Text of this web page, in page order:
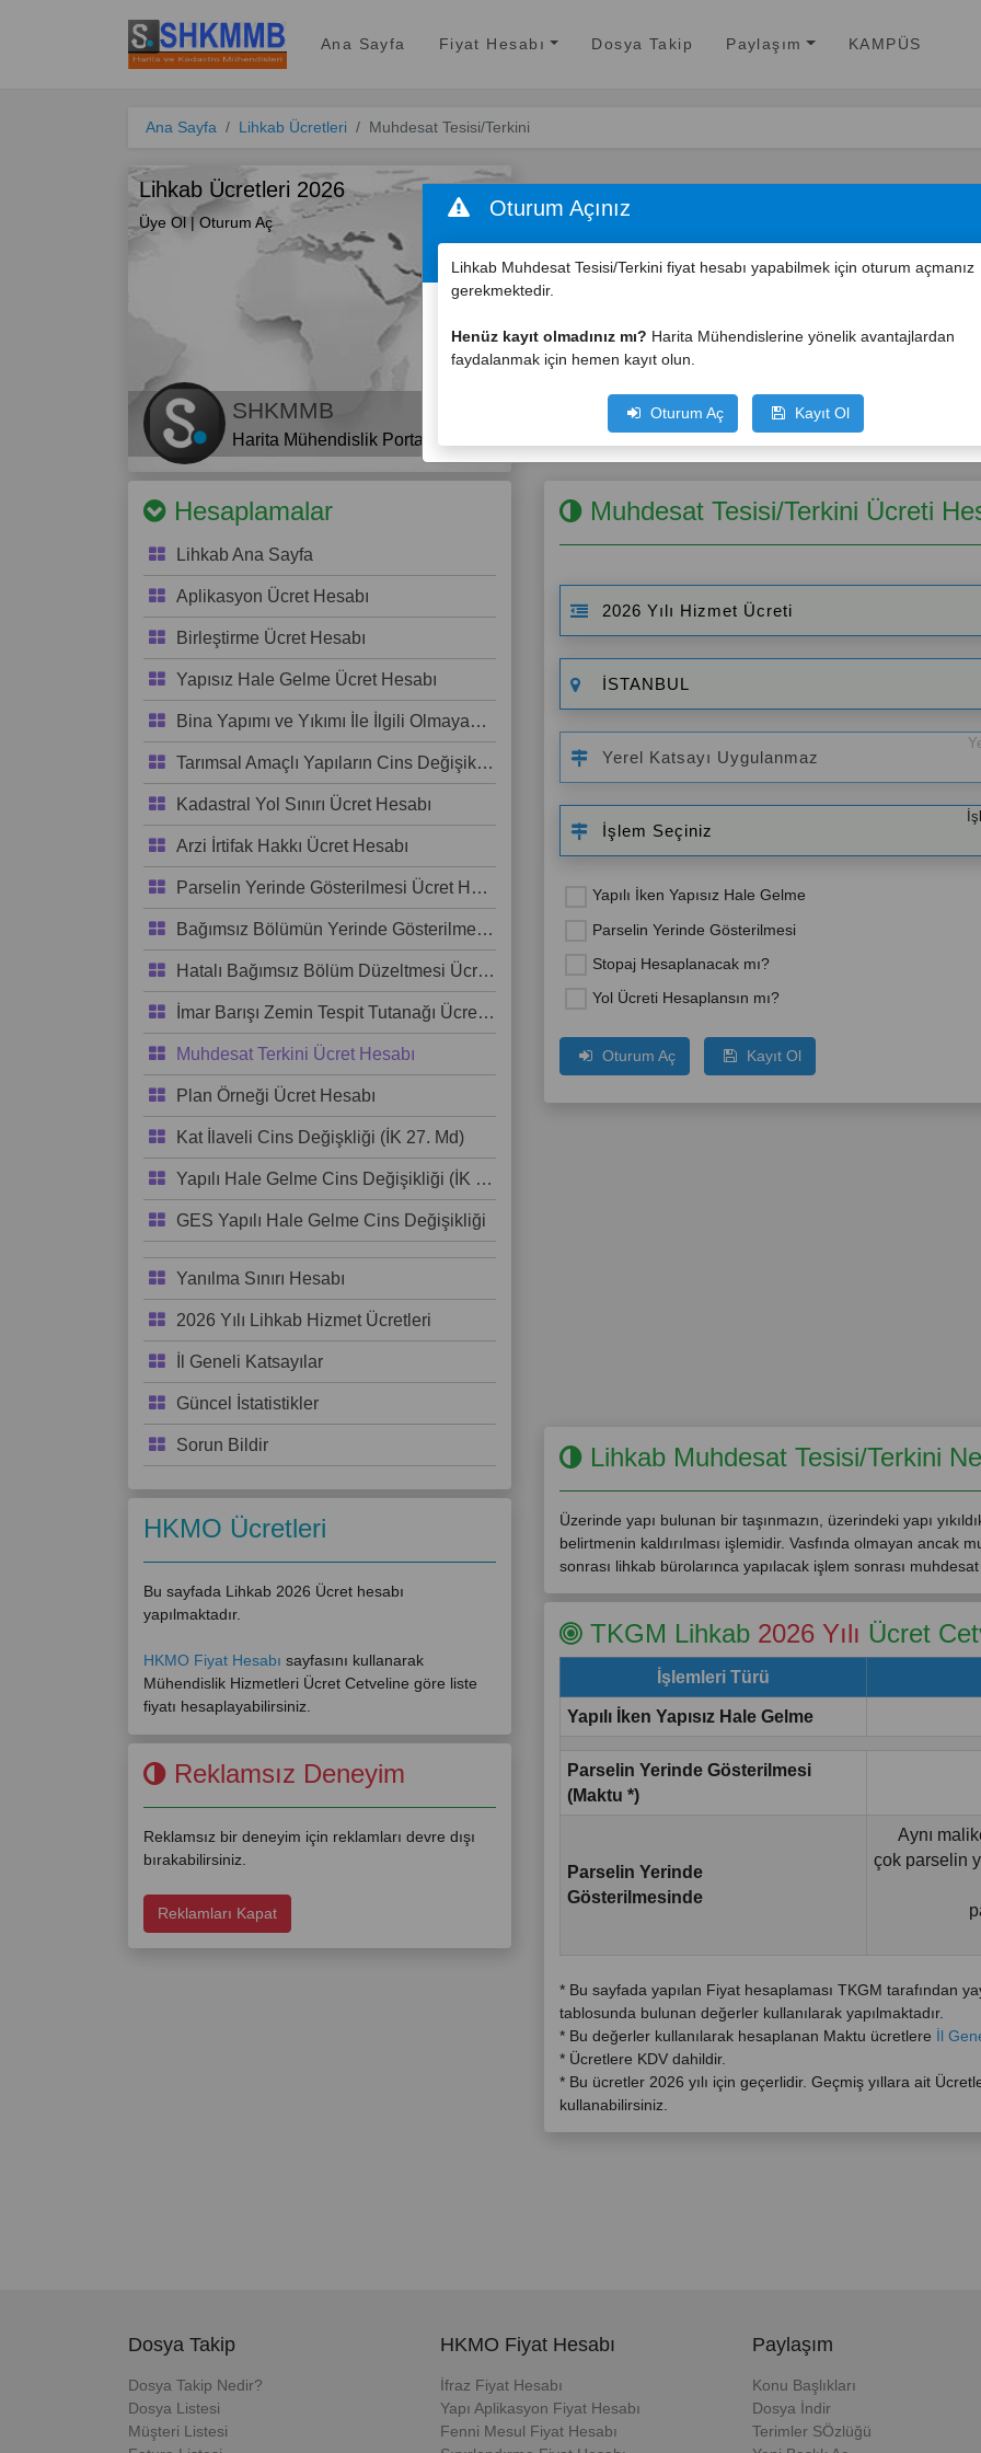
SHKMMB
Ana Sayfa Fiyat Hesabı Dosya Takip Paylaşım KAMPÜS
Ana Sayfa Lihkab Ücretleri Muhdesat Tesisi/Terkini
Lihkab Ücretleri 2026
Üye Ol | Oturum Aç
SHKMMB
Harita Mühendislik Portalı
Hesaplamalar
Lihkab Ana Sayfa
Aplikasyon Ücret Hesabı
Birleştirme Ücret Hesabı
Yapısız Hale Gelme Ücret Hesabı
Bina Yapımı ve Yıkımı İle İlgili Olmayan Cins Değişikliği
Tarımsal Amaçlı Yapıların Cins Değişikliği Ücreti
Kadastral Yol Sınırı Ücret Hesabı
Arzi İrtifak Hakkı Ücret Hesabı
Parselin Yerinde Gösterilmesi Ücret Hesabı
Bağımsız Bölümün Yerinde Gösterilmesi Ücret Hesabı
Hatalı Bağımsız Bölüm Düzeltmesi Ücret Hesabı
İmar Barışı Zemin Tespit Tutanağı Ücret Hesabı
Muhdesat Terkini Ücret Hesabı
Plan Örneği Ücret Hesabı
Kat İlaveli Cins Değişkliği (İK 27. Md)
Yapılı Hale Gelme Cins Değişikliği (İK 27. Md)
GES Yapılı Hale Gelme Cins Değişikliği
Yanılma Sınırı Hesabı
2026 Yılı Lihkab Hizmet Ücretleri
İl Geneli Katsayılar
Güncel İstatistikler
Sorun Bildir
HKMO Ücretleri
Bu sayfada Lihkab 2026 Ücret hesabı
yapılmaktadır.
HKMO Fiyat Hesabı sayfasını kullanarak
Mühendislik Hizmetleri Ücret Cetveline göre liste
fiyatı hesaplayabilirsiniz.
Reklamsız Deneyim
Reklamsız bir deneyim için reklamları devre dışı
bırakabilirsiniz.
Reklamları Kapat
Muhdesat Tesisi/Terkini Ücreti
Yapılı İken Yapısız Hale Gelme
Parselin Yerinde Gösterilmesi
Stopaj Hesaplanacak mı?
Yol Ücreti Hesaplansın mı?
Oturum Aç Kayıt Ol
Lihkab Muhdesat Tesisi/Terkini
Üzerinde yapı bulunan bir taşınmazın, üzerindeki yapı
belirtmenin kaldırılması işlemidir. Vasfında olmayan ancak
sonrası lihkab bürolarınca yapılacak işlem sonrası
TKGM Lihkab 2026 Yılı Ücret
İşlemleri Türü
Yapılı İken Yapısız Hale Gelme
Parselin Yerinde Gösterilmesi
(Maktu *)
Parselin Yerinde
Gösterilmesinde
Aynı
çok parselin
* Bu sayfada yapılan Fiyat hesaplaması TKGM tarafından
tablosunda bulunan değerler kullanılarak yapılmaktadır.
* Bu değerler kullanılarak hesaplanan Maktu ücretlere İl
* Ücretlere KDV dahildir.
* Bu ücretler 2026 yılı için geçerlidir. Geçmiş yıllara ait
kullanabilirsiniz.
Dosya Takip
Dosya Takip Nedir?
Dosya Listesi
Müşteri Listesi
HKMO Fiyat Hesabı
İfraz Fiyat Hesabı
Yapı Aplikasyon Fiyat Hesabı
Fenni Mesul Fiyat Hesabı
Paylaşım
Konu Başlıkları
Dosya İndir
Terimler SÖzlüğü
Oturum Açınız
Lihkab Muhdesat Tesisi/Terkini fiyat hesabı yapabilmek için oturum açmanız
gerekmektedir.
Henüz kayıt olmadınız mı? Harita Mühendislerine yönelik avantajlardan
faydalanmak için hemen kayıt olun.
Oturum Aç Kayıt Ol